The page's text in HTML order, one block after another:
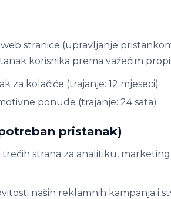
stranice (upravljanje
korisnika prema važećim
za kolačiće (trajanje: 12 mjeseci)
ponude (trajanje: 24 sata)
pristanak)
strana za analitiku, marketing
naših reklamnih kampanja i